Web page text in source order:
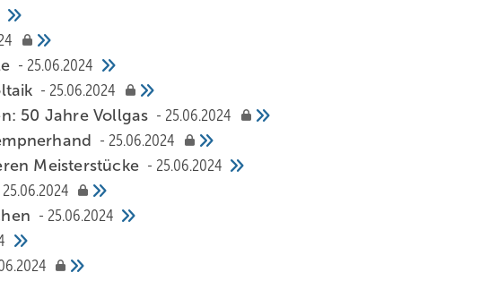
25.06.2024
25.06.2024
50 Jahre Vollgas
25.06.2024
25.06.2024
Meisterstücke
25.06.2024
25.06.2024
25.06.2024